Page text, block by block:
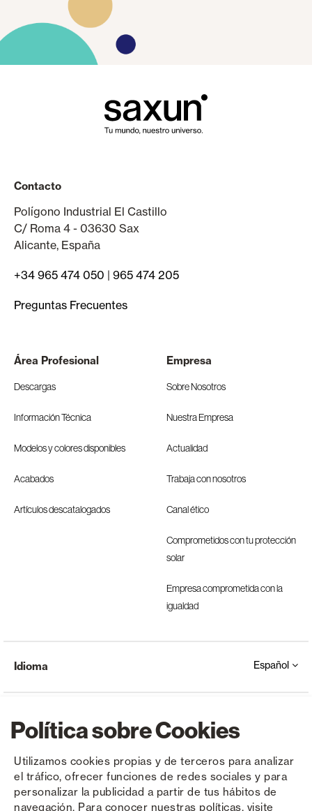
Política sobre Cookies
Utilizamos cookies propias y de terceros para analizar
el tráfico, ofrecer funciones de redes sociales y para
personalizar la publicidad a partir de tus hábitos de
navegación. Para conocer nuestras políticas, visite
Contacto
Polígono Industrial El Castillo
C/ Roma 4 - 03630 Sax
Alicante, España
+34 965 474 050 | 965 474 205
Preguntas Frecuentes
Área Profesional
Descargas
Información Técnica
Modelos y colores disponibles
Acabados
Artículos descatalogados
Empresa
Sobre Nosotros
Nuestra Empresa
Actualidad
Trabaja con nosotros
Canal ético
Comprometidos con tu protección
solar
Empresa comprometida con la
igualdad
Copyright © Saxun 2023 - 2026 Política de privacidad Aviso legal Cookies
Idioma Español